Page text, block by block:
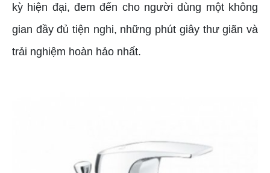
kỳ hiện đại, đem đến cho người dùng một không
gian đầy đủ tiện nghi, những phút giây thư giãn và
trải nghiệm hoàn hảo nhất.